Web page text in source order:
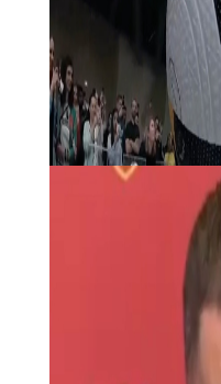
para comprobar si la
compatible con el
Eso es lo que est
Wenger del fuera de
una vuelta por
atrasada del
que marque o no la
De salir
pruebas, el delantero
del defensa, pero
de su cuerpo en lnea
el fuera de juego
delante y no hacia
llegada de ms goles.